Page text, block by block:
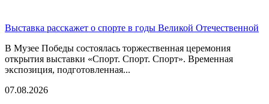
Выставка расскажет о спорте в годы Великой Отечественной
В Музее Победы состоялась торжественная церемония
открытия выставки «Спорт. Спорт. Спорт». Временная
экспозиция, подготовленная...
07.08.2026